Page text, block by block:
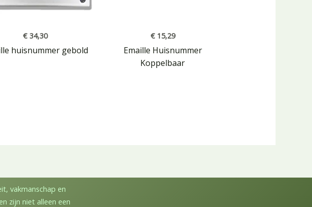
€ 34,30
huisnummer gebold
€15,29
Emaille Huisnummer
Koppelbaar
vakmanschap en
zijn niet alleen een